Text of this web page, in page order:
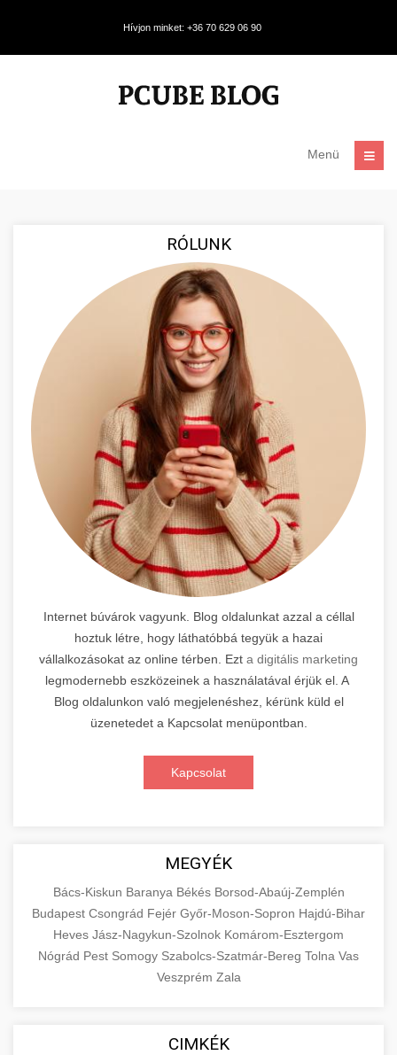
Hívjon minket: +36 70 629 06 90
Menü
RÓLUNK
Internet búvárok vagyunk. Blog oldalunkat azzal a céllal
hoztuk létre, hogy láthatóbbá tegyük a hazai
vállalkozásokat az online térben. Ezt a digitális marketing
legmodernebb eszközeinek a használatával érjük el. A
Blog oldalunkon való megjelenéshez, kérünk küld el
üzenetedet a Kapcsolat menüpontban.
Kapcsolat
MEGYÉK
Bács-Kiskun Baranya Békés Borsod-Abaúj-Zemplén
Budapest Csongrád Fejér Győr-Moson-Sopron Hajdú-Bihar
Heves Jász-Nagykun-Szolnok Komárom-Esztergom
Nógrád Pest Somogy Szabolcs-Szatmár-Bereg Tolna Vas
Veszprém Zala
CIMKÉK